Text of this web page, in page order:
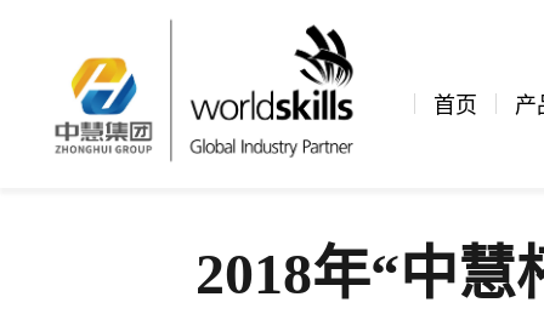
首页 产
公司新闻 文章详情
2018年“中慧